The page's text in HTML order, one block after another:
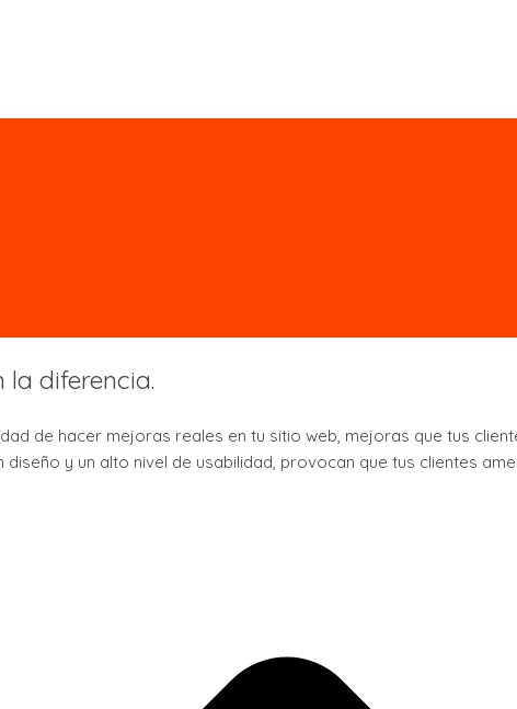
la diferencia.
de hacer mejoras reales en tu sitio web, mejoras que tus
y un alto nivel de usabilidad, provocan que tus clientes